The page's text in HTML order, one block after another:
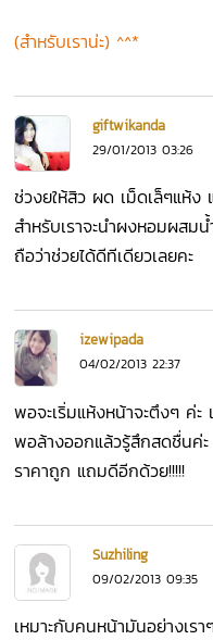
(สำหรับเราน่ะ) ^^*
giftwikanda
29/01/2013 03:26
ช่วงยให้สิว ผด เม็ดเล็ๆแห้ง
สำหรับเราจะนำผงหอมผส
ถือว่าช่วยได้ดีทีเดียวเลยคะ
izewipada
04/02/2013 22:37
พอจะเริ่มแห้งหน้าจะตึงๆ ค่ะ
พอล้างออกแล้วรู้สึกสดชื่นค่ะ
ราคาถูก แถมดีอีกด้วย!!!!!
Suzhiling
09/02/2013 09:35
เหมาะกับคนหน้ามันอย่างเร